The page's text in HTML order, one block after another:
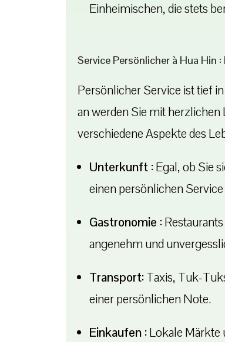
Einheimischen, die stets
Service Persönlicher à Hua Hin
Persönlicher Service ist tief
an werden Sie mit
verschiedene Aspekte des
Unterkunft :Egal, ob Sie
einen persönlichen
Gastronomie :
angenehm und
Transport:Taxis, Tuk-
einer persönlichen Note.
Einkaufen :Lokale Märkte